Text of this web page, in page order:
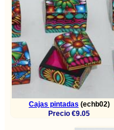
Cajas pintadas (echb02)
Precio €9.05